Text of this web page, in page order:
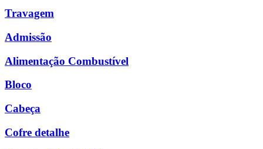
Travagem
Admissão
Alimentação Combustível
Bloco
Cabeça
Cofre detalhe